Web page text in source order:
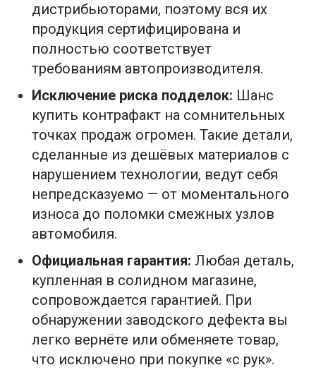
дистрибьюторами, поэтому вся их
продукция сертифицирована и
полностью соответствует
требованиям автопроизводителя.
Исключение риска подделок: Шанс
купить контрафакт на сомнительных
точках продаж огромен. Такие детали,
сделанные из дешёвых материалов с
нарушением технологии, ведут себя
непредсказуемо — от моментального
износа до поломки смежных узлов
автомобиля.
Официальная гарантия: Любая деталь,
купленная в солидном магазине,
сопровождается гарантией. При
обнаружении заводского дефекта вы
легко вернёте или обменяете товар,
что исключено при покупке «с рук».